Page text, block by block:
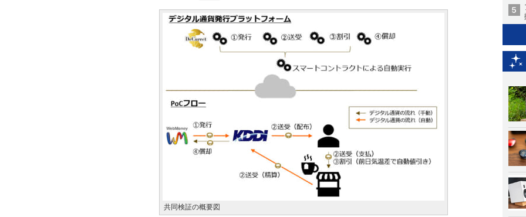
共同検証の概要図